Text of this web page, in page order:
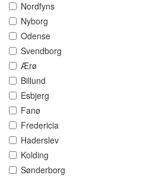
Nordfyns
Nyborg
Odense
Svendborg
Ærø
Billund
Esbjerg
Fanø
Fredericia
Haderslev
Kolding
Sønderborg